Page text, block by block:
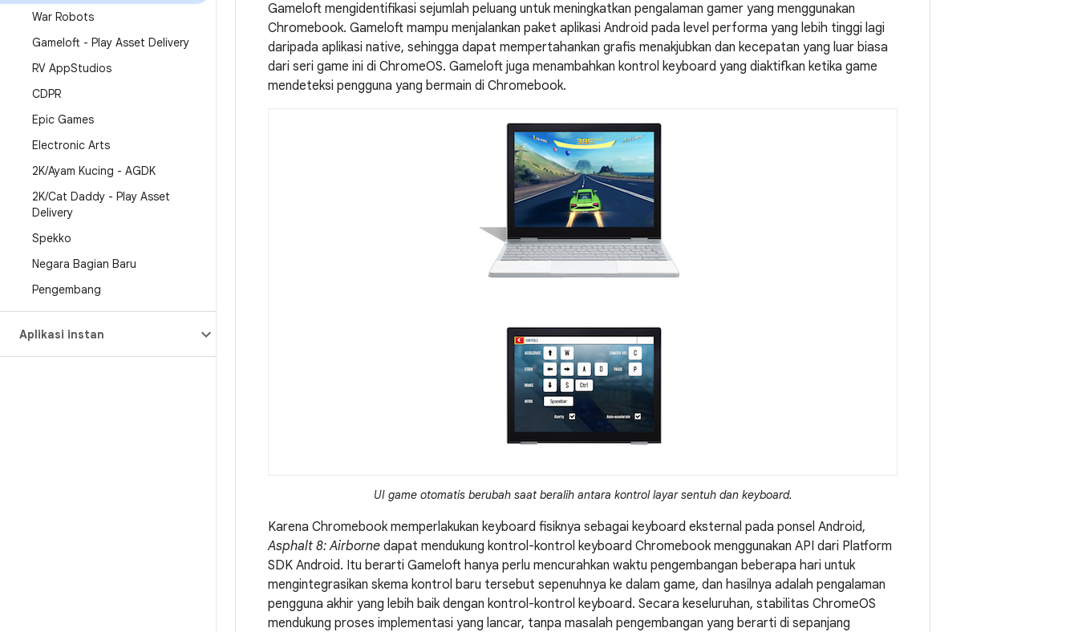
War Robots
Gameloft - Play Asset Delivery
RV AppStudios
CDPR
Epic Games
Electronic Arts
2K/Ayam Kucing - AGDK
2K/Cat Daddy - Play Asset
Delivery
Spekko
Negara Bagian Baru
Pengembang
Aplikasi instan
Gameloft mengidentifikasi sejumlah peluang untuk meningkatkan pengalaman gamer yang menggunakan
Chromebook. Gameloft mampu menjalankan paket aplikasi Android pada level performa yang lebih tinggi lagi
daripada aplikasi native, sehingga dapat mempertahankan grafis menakjubkan dan kecepatan yang luar biasa
dari seri game ini di ChromeOS. Gameloft juga menambahkan kontrol keyboard yang diaktifkan ketika game
mendeteksi pengguna yang bermain di Chromebook.
UI game otomatis berubah saat beralih antara kontrol layar sentuh dan keyboard.
Karena Chromebook memperlakukan keyboard fisiknya sebagai keyboard eksternal pada ponsel Android,
Asphalt 8: Airborne dapat mendukung kontrol-kontrol keyboard Chromebook menggunakan API dari Platform
SDK Android. Itu berarti Gameloft hanya perlu mencurahkan waktu pengembangan beberapa hari untuk
mengintegrasikan skema kontrol baru tersebut sepenuhnya ke dalam game, dan hasilnya adalah pengalaman
pengguna akhir yang lebih baik dengan kontrol-kontrol keyboard. Secara keseluruhan, stabilitas ChromeOS
mendukung proses implementasi yang lancar, tanpa masalah pengembangan yang berarti di sepanjang